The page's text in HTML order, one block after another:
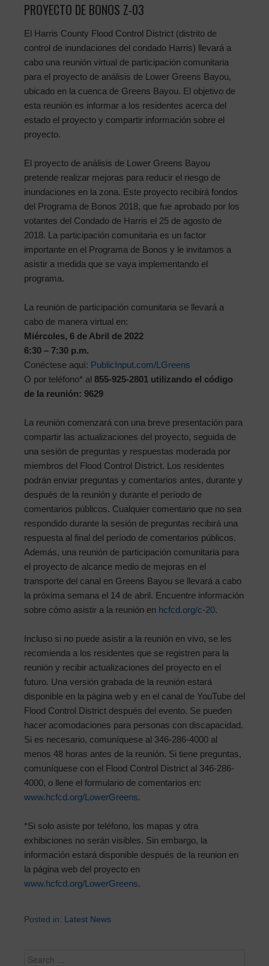
PROYECTO DE BONOS Z-03
El Harris County Flood Control District (distrito de
control de inundaciones del condado Harris) llevará a
cabo una reunión virtual de participación comunitaria
para el proyecto de análisis de Lower Greens Bayou,
ubicado en la cuenca de Greens Bayou. El objetivo de
esta reunión es informar a los residentes acerca del
estado el proyecto y compartir información sobre el
proyecto.
El proyecto de análisis de Lower Greens Bayou
pretende realizar mejoras para reducir el riesgo de
inundaciones en la zona. Este proyecto recibirá fondos
del Programa de Bonos 2018, que fue aprobado por los
votantes del Condado de Harris el 25 de agosto de
2018. La participación comunitaria es un factor
importante en el Programa de Bonos y le invitamos a
asistir a medida que se vaya implementando el
programa.
La reunión de participación comunitaria se llevará a
cabo de manera virtual en:
Miércoles, 6 de Abril de 2022
6:30 – 7:30 p.m.
Conéctese aquí: PublicInput.com/LGreens
O por teléfono* al 855-925-2801 utilizando el código
de la reunión: 9629
La reunión comenzará con una breve presentación para
compartir las actualizaciones del proyecto, seguida de
una sesión de preguntas y respuestas moderada por
miembros del Flood Control District. Los residentes
podrán enviar preguntas y comentarios antes, durante y
después de la reunión y durante el período de
comentarios públicos. Cualquier comentario que no sea
respondido durante la sesión de preguntas recibirá una
respuesta al final del período de comentarios públicos.
Además, una reunión de participación comunitaria para
el proyecto de alcance medio de mejoras en el
transporte del canal en Greens Bayou se llevará a cabo
la próxima semana el 14 de abril. Encuentre información
sobre cómo asistir a la reunión en hcfcd.org/c-20.
Incluso si no puede asistir a la reunión en vivo, se les
recomienda a los residentes que se registren para la
reunión y recibir actualizaciones del proyecto en el
futuro. Una versión grabada de la reunión estará
disponible en la página web y en el canal de YouTube del
Flood Control District después del evento. Se pueden
hacer acomodaciones para personas con discapacidad.
Si es necesario, comuníquese al 346-286-4000 al
menos 48 horas antes de la reunión. Si tiene preguntas,
comuníquese con el Flood Control District al 346-286-
4000, o llene el formulario de comentarios en:
www.hcfcd.org/LowerGreens.
*Si solo asiste por teléfono, los mapas y otra
exhibiciones no serán visibles. Sin embargo, la
información estará disponible después de la reunion en
la página web del proyecto en
www.hcfcd.org/LowerGreens.
Posted in: Latest News